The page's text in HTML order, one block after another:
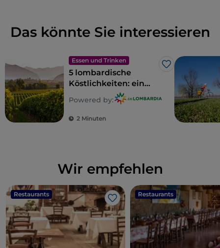
Das könnte Sie interessieren
Essen und Trinken
Like
5 lombardische
Köstlichkeiten: ein
Gebiet zum Genießen
Powered by:
2 Minuten
Wir empfehlen
Restaurants
Like
Restaurants